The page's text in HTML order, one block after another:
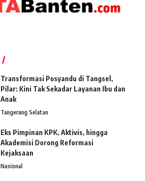
Transformasi Posyandu di Tangsel,
Pilar: Kini Tak Sekadar Layanan Ibu dan
Anak
Tangerang Selatan
Eks Pimpinan KPK, Aktivis, hingga
Akademisi Dorong Reformasi
Kejaksaan
Nasional